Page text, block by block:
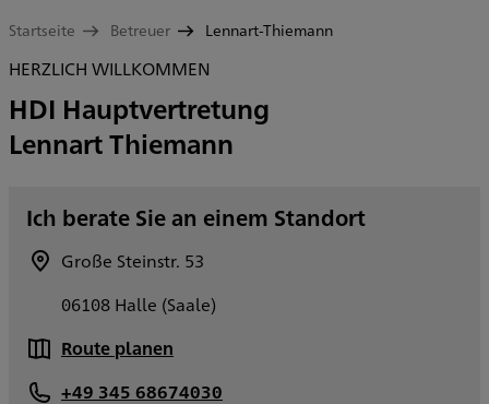
Startseite Betreuer Lennart-Thiemann
HERZLICH WILLKOMMEN
HDI Hauptvertretung
Lennart Thiemann
Ich berate Sie an einem Standort
Große Steinstr. 53
06108 Halle (Saale)
Route planen
+49 345 68674030